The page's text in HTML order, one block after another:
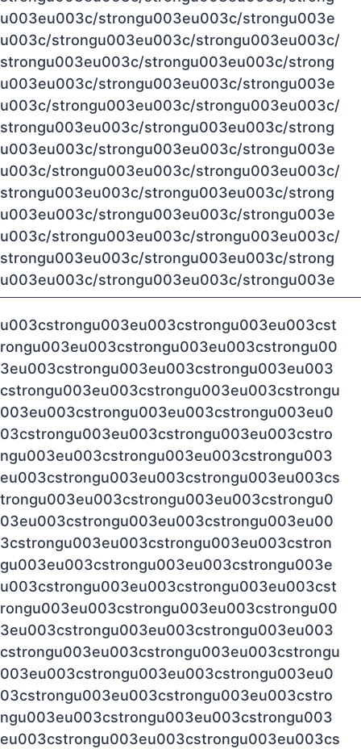
u003eu003c/strongu003eu003c/strongu003e
u003c/strongu003eu003c/strongu003eu003c/
strongu003eu003c/strongu003eu003c/strong
u003eu003c/strongu003eu003c/strongu003e
u003c/strongu003eu003c/strongu003eu003c/
strongu003eu003c/strongu003eu003c/strong
u003eu003c/strongu003eu003c/strongu003e
u003c/strongu003eu003c/strongu003eu003c/
strongu003eu003c/strongu003eu003c/strong
u003eu003c/strongu003eu003c/strongu003e
u003c/strongu003eu003c/strongu003eu003c/
strongu003eu003c/strongu003eu003c/strong
u003eu003c/strongu003eu003c/strongu003e
u003cstrongu003eu003cstrongu003eu003cst
rongu003eu003cstrongu003eu003cstrongu00
3eu003cstrongu003eu003cstrongu003eu003
cstrongu003eu003cstrongu003eu003cstrongu
003eu003cstrongu003eu003cstrongu003eu0
03cstrongu003eu003cstrongu003eu003cstro
ngu003eu003cstrongu003eu003cstrongu003
eu003cstrongu003eu003cstrongu003eu003cs
trongu003eu003cstrongu003eu003cstrongu0
03eu003cstrongu003eu003cstrongu003eu00
3cstrongu003eu003cstrongu003eu003cstron
gu003eu003cstrongu003eu003cstrongu003e
u003cstrongu003eu003cstrongu003eu003cst
rongu003eu003cstrongu003eu003cstrongu00
3eu003cstrongu003eu003cstrongu003eu003
cstrongu003eu003cstrongu003eu003cstrongu
003eu003cstrongu003eu003cstrongu003eu0
03cstrongu003eu003cstrongu003eu003cstro
ngu003eu003cstrongu003eu003cstrongu003
eu003cstrongu003eu003cstrongu003eu003cs